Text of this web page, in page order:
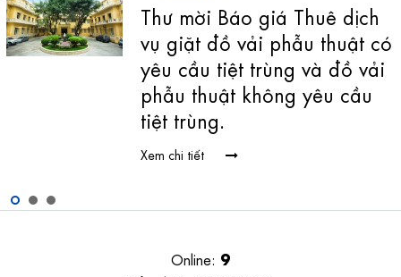
Thư mời Báo giá Thuê dịch
vụ giặt đồ vải phẫu thuật có
yêu cầu tiệt trùng và đồ vải
phẫu thuật không yêu cầu
tiệt trùng.
Xem chi tiết
THÔNG BÁO
Thư mời Báo giá "Thi công
Cừ thép và đào, lấp đất để
lắp đặt đường ống thông 2
bể PCCC".
Xem chi tiết
Online: 9